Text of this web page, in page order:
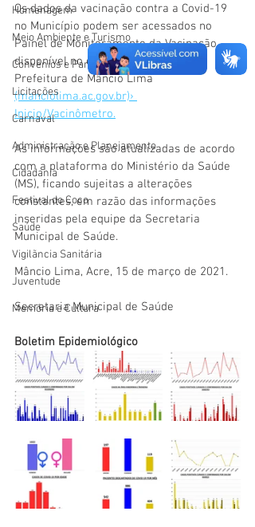
Homenagem
Meio Ambiente e Turismo
Convênios e Parcerias
Licitações
Carnaval
Administração e Planejamento
Cidadania
Festival do Coco
Saúde
Vigilãncia Sanitária
Juventude
Memória e Cultura
Os dados da vacinação contra a Covid-19
no Município podem ser acessados no
Painel de Monitoramento da Vacinação,
disponível no endereço eletrônico:
Prefeitura de Mâncio Lima
(manciolima.ac.gov.br)›
Inicio/Vacinômetro.
As informações são atualizadas de acordo
com a plataforma do Ministério da Saúde
(MS), ficando sujeitas a alterações
constantes, em razão das informações
inseridas pela equipe da Secretaria
Municipal de Saúde.
Mâncio Lima, Acre, 15 de março de 2021.
Secretaria Municipal de Saúde
Boletim Epidemiológico